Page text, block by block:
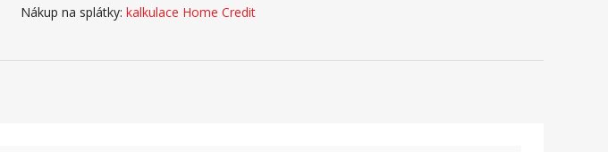
Nákup na splátky: kalkulace Home Credit